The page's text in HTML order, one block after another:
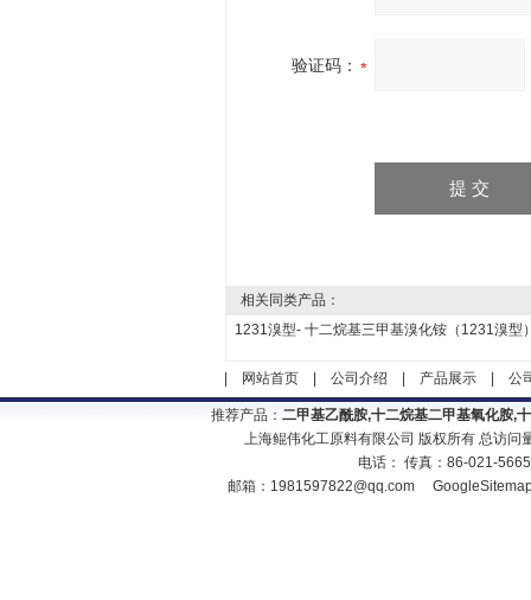
验证码：
相关同类产品：
1231溴型- 十二烷基三甲基溴化铵（1231溴型
网站首页| 公司介绍 产品展示| 公
推荐产品： 二甲基乙酰胺,十二烷基二甲基氧化胺,
上海鲲伟化工原料有限公司 版权所有 总访问
电话： 传真：86-021-
邮箱： 1981597822@qq.com